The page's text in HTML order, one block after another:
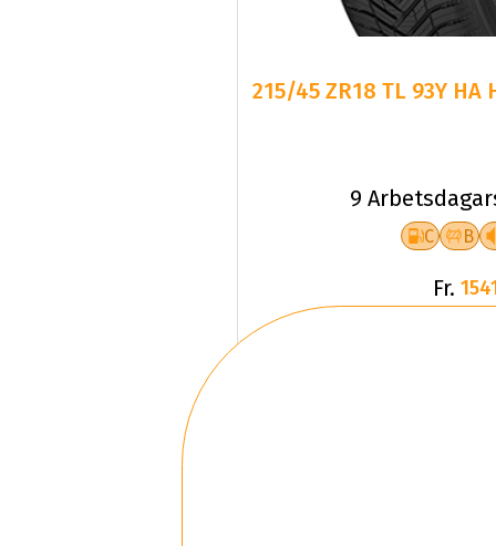
215/45 ZR18 TL 93Y HA
9
C B
Fr.